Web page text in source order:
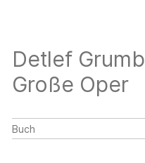
Detlef
Große Oper
Buch